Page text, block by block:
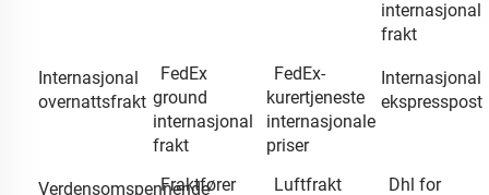
internasjonal
frakt
Internasjonal
overnattsfrakt
FedEx
ground
internasjonal
frakt
FedEx-
kurertjeneste
internasjonale
priser
Internasjonal
ekspresspost
Verdensomspennende
Fraktfører
Luftfrakt
Dhl for